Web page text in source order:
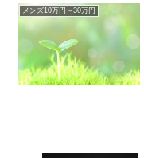
メンズ10万円～30万円